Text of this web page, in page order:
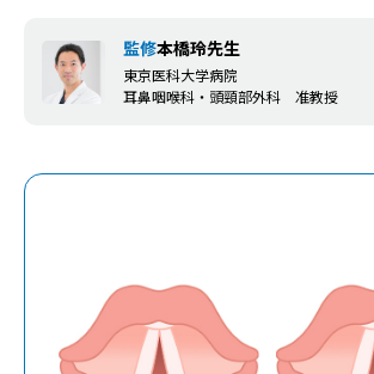
監修本橋玲先生
東京医科大学病院
耳鼻咽喉科・頭頸部外科 准教授